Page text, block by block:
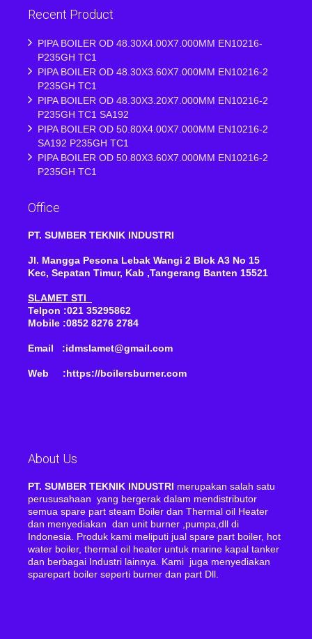
Recent Product
PIPA BOILER OD 48.30X4.00X7.000MM EN10216-
P235GH TC1
PIPA BOILER OD 48.30X3.60X7.000MM EN10216-2
P235GH TC1
PIPA BOILER OD 48.30X3.20X7.000MM EN10216-2
P235GH TC1 SA192
PIPA BOILER OD 50.80X4.00X7.000MM EN10216-2
SA192 P235GH TC1
PIPA BOILER OD 50.80X3.60X7.000MM EN10216-2
P235GH TC1
Office
PT. SUMBER TEKNIK INDUSTRI
Jl. Mangga Pesona Lebak Wangi 2 Blok A3 No 15
Kec, Sepatan Timur, Kab ,Tangerang Banten 15521
SLAMET STI
Telpon :021 35295862
Mobile :0852 8276 2784
Email :idmslamet@gmail.com
Web :https://boilersburner.com
About Us
PT. SUMBER TEKNIK INDUSTRI merupakan salah satu
perususahaan yang bergerak dalam mendistributor
semua spare part steam Boiler dan Thermal oil Heater
dan menyediakan dan unit burner ,pumpa,dll di
Indonesia. Produk kami meliputi jual spare part boiler, hot
water boiler, thermal oil heater untuk marine kapal tanker
dan berbagai Industri lainnya. Kami juga menyediakan
sparepart boiler seperti burner dan part Dll.